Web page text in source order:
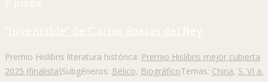
P. plebe
"Invencible" de Carlos Bassas del Rey
Premio Hislibris literatura histórica: Premio Hislibris mejor cubierta
2025 (finalista)Subgéneros: Bélico, BiográficoTemas: China, S. VI a.